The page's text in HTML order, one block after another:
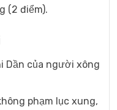
(2 điểm).
Dần của người xông
phạm lục xung,